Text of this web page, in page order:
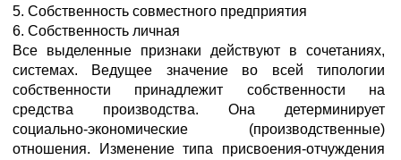
5. Собственность совместного предприятия
6. Собственность личная
Все выделенные признаки действуют в сочетаниях,
системах. Ведущее значение во всей типологии
собственности принадлежит собственности на
средства производства. Она детерминирует
социально-экономические (производственные)
отношения. Изменение типа присвоения-отчуждения